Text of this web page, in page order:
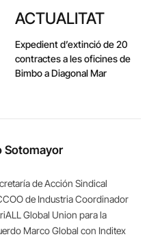
ACTUALITAT
Expedient d’extinció de 20
contractes a les oficines de
Bimbo a Diagonal Mar
Sotomayor
de Acción Sindical
de Industria Coordinador
Global Union para la
Marco Global con Inditex